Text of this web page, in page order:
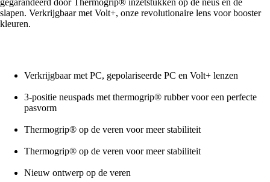
slapen. Verkrijgbaar met Volt+, onze revolutionaire lens voor booster
kleuren.
Verkrijgbaar met PC, gepolariseerde PC en Volt+ lenzen
3-positie neuspads met thermogrip® rubber voor een perfecte
pasvorm
Thermogrip® op de veren voor meer stabiliteit
Thermogrip® op de veren voor meer stabiliteit
Nieuw ontwerp op de veren